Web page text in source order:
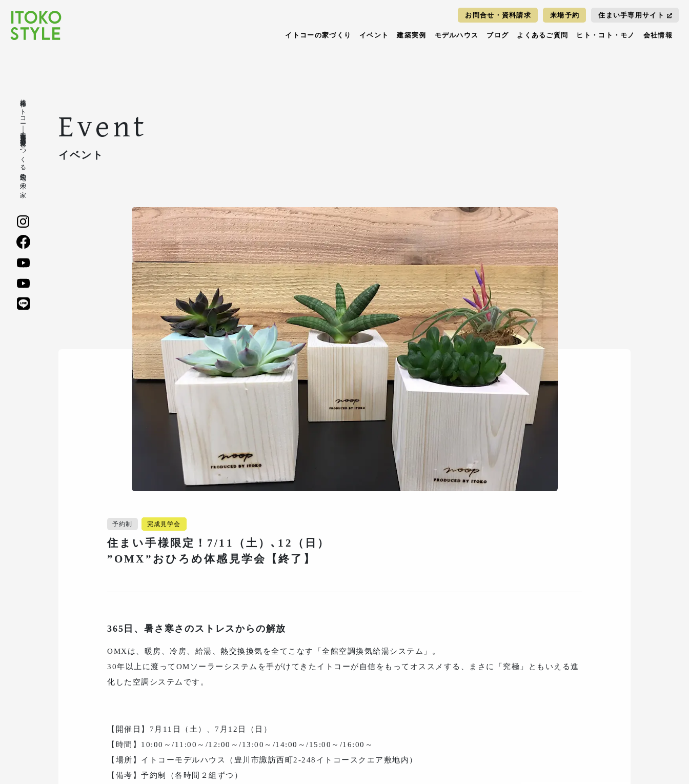
お問合せ・資料請求 来場予約 住まい手専用サイト
イトコーの家づくり イベント 建築実例 モデルハウス ブログ よくあるご質問 ヒト・コト・モノ 会社情報
株式会社イトコー｜豊橋市・豊川市・蒲郡市・新城市でつくる注文住宅の木の家 Event
イベント
予約制 完成見学会
住まい手様限定！7/11（土）､12（日）
”OMX”おひろめ体感見学会【終了】
365日、暑さ寒さのストレスからの解放
OMXは、暖房、冷房、給湯、熱交換換気を全てこなす「全館空調換気給湯システム」。
30年以上に渡ってOMソーラーシステムを手がけてきたイトコーが自信をもってオススメする、まさに「究極」ともいえる進
化した空調システムです。
【開催日】7月11日（土）、7月12日（日）
【時間】10:00～/11:00～/12:00～/13:00～/14:00～/15:00～/16:00～
【場所】イトコーモデルハウス（豊川市諏訪西町2-248イトコースクエア敷地内）
【備考】予約制（各時間２組ずつ）